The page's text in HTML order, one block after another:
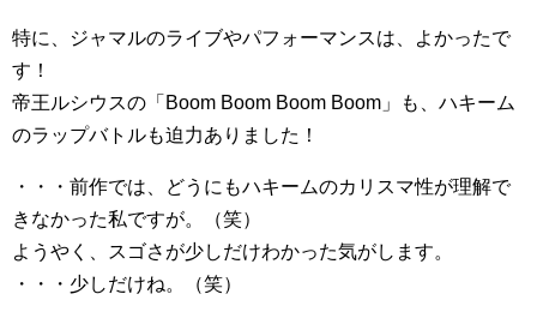
特に、ジャマルのライブやパフォーマンスは、よかったで
す！
帝王ルシウスの「Boom Boom Boom Boom」も、ハキーム
のラップバトルも迫力ありました！
・・・前作では、どうにもハキームのカリスマ性が理解で
きなかった私ですが。（笑）
ようやく、スゴさが少しだけわかった気がします。
・・・少しだけね。（笑）